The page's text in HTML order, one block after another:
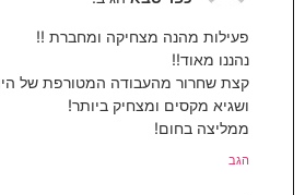
פעילות מהנה מצחיקה ומחברת !!
נהננו מאוד!!
קצת שחרור מהעבודה המטורפת של
ושגיא מקסים ומצחיק ביותר!
ממליצה בחום!
הגב